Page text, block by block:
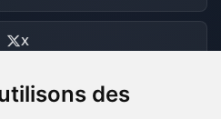
des
X
Discord